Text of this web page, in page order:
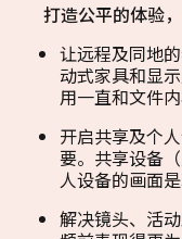
打造公平的体验
让远程及同地
动式家具和显
用一直和文件内
开启共享及个
要。共享设备
人设备的画面是
解决镜头、活